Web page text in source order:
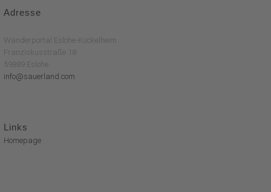
Adresse
Wanderportal Eslohe-Kückelheim
Franziskusstraße 18
59889 Eslohe
info@sauerland.com
Links
Homepage